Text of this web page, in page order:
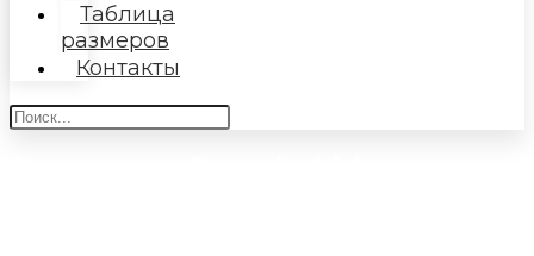
Таблица
размеров
Контакты